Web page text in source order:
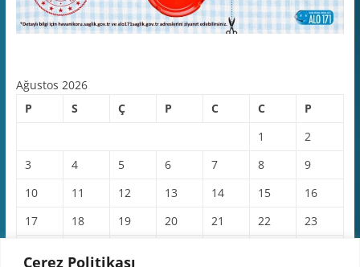
Çerez Politikası
Ağustos 2026
P
S Ç P C C
P
1
2
3
4 5 6 7 8
9
10
11 12 13 14 15
16
17
18 19 20 21 22
23